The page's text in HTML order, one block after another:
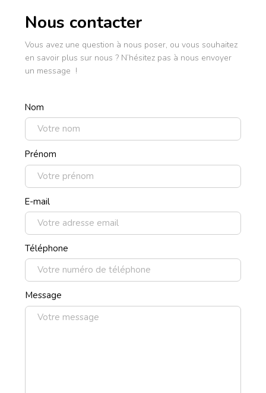
Nous contacter
Vous avez une question à nous poser, ou vous souhaitez
en savoir plus sur nous ? N’hésitez pas à nous envoyer
un message !
Nom
Prénom
E-mail
Téléphone
Message